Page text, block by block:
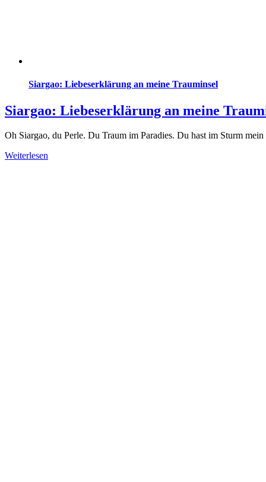
Siargao: Liebeserklärung an meine Trauminsel
Siargao: Liebeserklärung an meine
Oh Siargao, du Perle. Du Traum im Paradies. Du hast im Sturm
Weiterlesen